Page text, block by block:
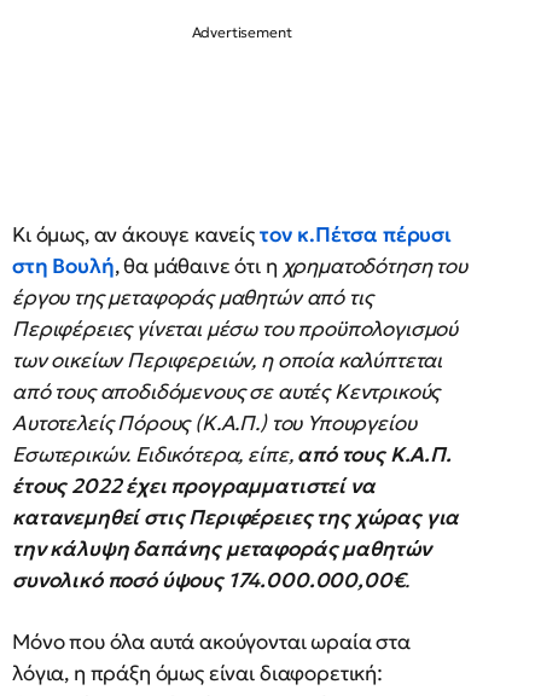
Κι όμως, αν άκουγε κανείςτον κ.Πέτσα πέρυσι
στη Βουλή, θα μάθαινε ότι η χρηματοδότηση του
έργου της μεταφοράς μαθητών από τις
Περιφέρειες γίνεται μέσω του προϋπολογισμού
των οικείων Περιφερειών, η οποία καλύπτεται
από τους αποδιδόμενους σε αυτές Κεντρικούς
Αυτοτελείς Πόρους (Κ.Α.Π.) του Υπουργείου
Εσωτερικών. Ειδικότερα, είπε,από τους Κ.Α.Π.
έτους 2022 έχει προγραμματιστεί να
κατανεμηθεί στις Περιφέρειες της χώρας για
την κάλυψη δαπάνης μεταφοράς μαθητών
συνολικό ποσό ύψους 174.000.000,00€.
Μόνο που όλα αυτά ακούγονται ωραία στα
λόγια, η πράξη όμως είναι διαφορετική: